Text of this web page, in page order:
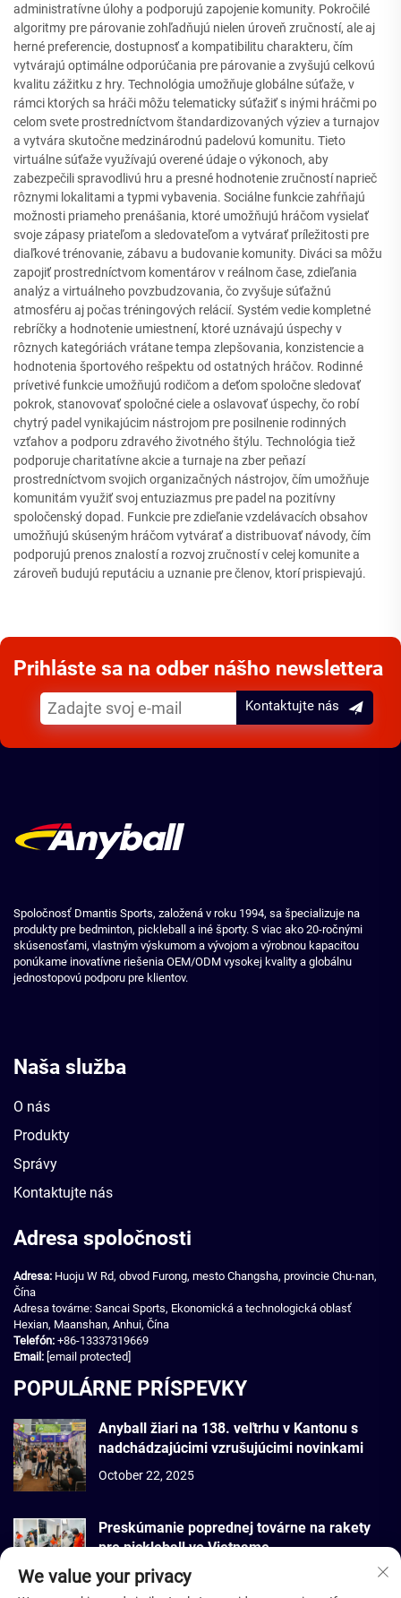
administratívne úlohy a podporujú zapojenie komunity. Pokročilé
algoritmy pre párovanie zohľadňujú nielen úroveň zručností, ale aj
herné preferencie, dostupnosť a kompatibilitu charakteru, čím
vytvárajú optimálne odporúčania pre párovanie a zvyšujú celkovú
kvalitu zážitku z hry. Technológia umožňuje globálne súťaže, v
rámci ktorých sa hráči môžu telematicky súťažiť s inými hráčmi po
celom svete prostredníctvom štandardizovaných výziev a turnajov
a vytvára skutočne medzinárodnú padelovú komunitu. Tieto
virtuálne súťaže využívajú overené údaje o výkonoch, aby
zabezpečili spravodlivú hru a presné hodnotenie zručností naprieč
rôznymi lokalitami a typmi vybavenia. Sociálne funkcie zahŕňajú
možnosti priameho prenášania, ktoré umožňujú hráčom vysielať
svoje zápasy priateľom a sledovateľom a vytvárať príležitosti pre
diaľkové trénovanie, zábavu a budovanie komunity. Diváci sa môžu
zapojiť prostredníctvom komentárov v reálnom čase, zdieľania
analýz a virtuálneho povzbudzovania, čo zvyšuje súťažnú
atmosféru aj počas tréningových relácií. Systém vedie kompletné
rebríčky a hodnotenie umiestnení, ktoré uznávajú úspechy v
rôznych kategóriách vrátane tempa zlepšovania, konzistencie a
hodnotenia športového rešpektu od ostatných hráčov. Rodinné
prívetivé funkcie umožňujú rodičom a deťom spoločne sledovať
pokrok, stanovovať spoločné ciele a oslavovať úspechy, čo robí
chytrý padel vynikajúcim nástrojom pre posilnenie rodinných
vzťahov a podporu zdravého životného štýlu. Technológia tiež
podporuje charitatívne akcie a turnaje na zber peňazí
prostredníctvom svojich organizačných nástrojov, čím umožňuje
komunitám využiť svoj entuziazmus pre padel na pozitívny
spoločenský dopad. Funkcie pre zdieľanie vzdelávacích obsahov
umožňujú skúseným hráčom vytvárať a distribuovať návody, čím
podporujú prenos znalostí a rozvoj zručností v celej komunite a
zároveň budujú reputáciu a uznanie pre členov, ktorí prispievajú.
Prihláste sa na odber nášho newslettera
Kontaktujte nás
Spoločnosť Dmantis Sports, založená v roku 1994, sa špecializuje na
produkty pre bedminton, pickleball a iné športy. S viac ako 20-ročnými
skúsenosťami, vlastným výskumom a vývojom a výrobnou kapacitou
ponúkame inovatívne riešenia OEM/ODM vysokej kvality a globálnu
jednostopovú podporu pre klientov.
Naša služba
O nás
Produkty
Správy
Kontaktujte nás
Adresa spoločnosti
Adresa: Huoju W Rd, obvod Furong, mesto Changsha, provincie Chu-nan,
Čína
Adresa továrne: Sancai Sports, Ekonomická a technologická oblasť
Hexian, Maanshan, Anhui, Čína
Telefón: +86-13337319669
Email: [email protected]
POPULÁRNE PRÍSPEVKY
Anyball žiari na 138. veľtrhu v Kantonu s
nadchádzajúcimi vzrušujúcimi novinkami
October 22, 2025
Preskúmanie poprednej továrne na rakety
pre pickleball vo Vietname
September 22, 2025
We value your privacy